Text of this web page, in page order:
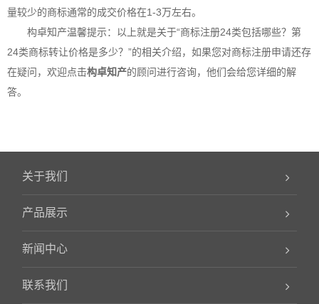
量较少的商标通常的成交价格在1-3万左右。
构卓知产温馨提示：以上就是关于“商标注册24类包括哪些？第
24类商标转让价格是多少？”的相关介绍，如果您对商标注册申请还存
在疑问，欢迎点击构卓知产的顾问进行咨询，他们会给您详细的解
答。
关于我们
产品展示
新闻中心
联系我们